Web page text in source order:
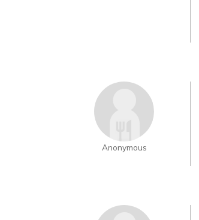
Anonymous